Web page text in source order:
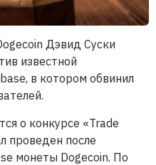
Дэвид Суски
известной
в котором обвинил
о конкурсе «Trade
проведен после
монеты Dogecoin. По